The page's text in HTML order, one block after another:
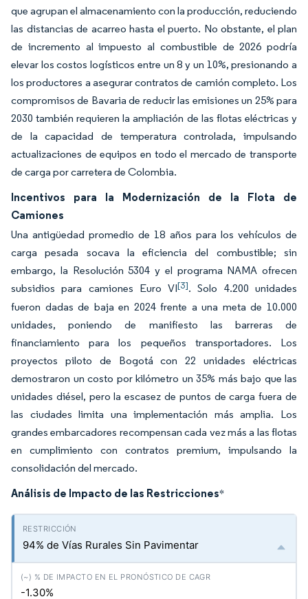
que agrupan el almacenamiento con la producción, reduciendo
las distancias de acarreo hasta el puerto. No obstante, el plan
de incremento al impuesto al combustible de 2026 podría
elevar los costos logísticos entre un 8 y un 10%, presionando a
los productores a asegurar contratos de camión completo. Los
compromisos de Bavaria de reducir las emisiones un 25% para
2030 también requieren la ampliación de las flotas eléctricas y
de la capacidad de temperatura controlada, impulsando
actualizaciones de equipos en todo el mercado de transporte
de carga por carretera de Colombia.
Incentivos para la Modernización de la Flota de
Camiones
Una antigüedad promedio de 18 años para los vehículos de
carga pesada socava la eficiencia del combustible; sin
embargo, la Resolución 5304 y el programa NAMA ofrecen
subsidios para camiones Euro VI[3]. Solo 4.200 unidades
fueron dadas de baja en 2024 frente a una meta de 10.000
unidades, poniendo de manifiesto las barreras de
financiamiento para los pequeños transportadores. Los
proyectos piloto de Bogotá con 22 unidades eléctricas
demostraron un costo por kilómetro un 35% más bajo que las
unidades diésel, pero la escasez de puntos de carga fuera de
las ciudades limita una implementación más amplia. Los
grandes embarcadores recompensan cada vez más a las flotas
en cumplimiento con contratos premium, impulsando la
consolidación del mercado.
Análisis de Impacto de las Restricciones*
94% de Vías Rurales Sin Pavimentar
-1.30%